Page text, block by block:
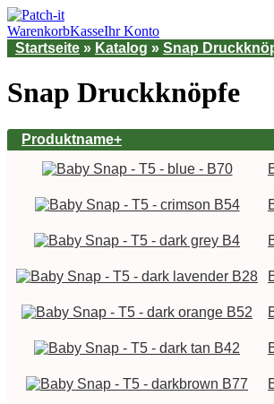
WarenkorbKasseIhr Konto
Startseite » Katalog » Snap
Snap Druckknöpfe
Produktname+